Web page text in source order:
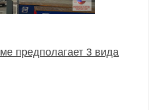
предполагает 3 вида